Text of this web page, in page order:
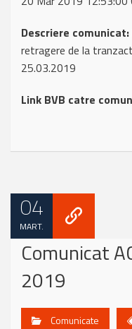
Descriere comunicat:
retragere de la
25.03.2019
Link BVB catre
04
MART.
Comunicat
2019
Comunicate